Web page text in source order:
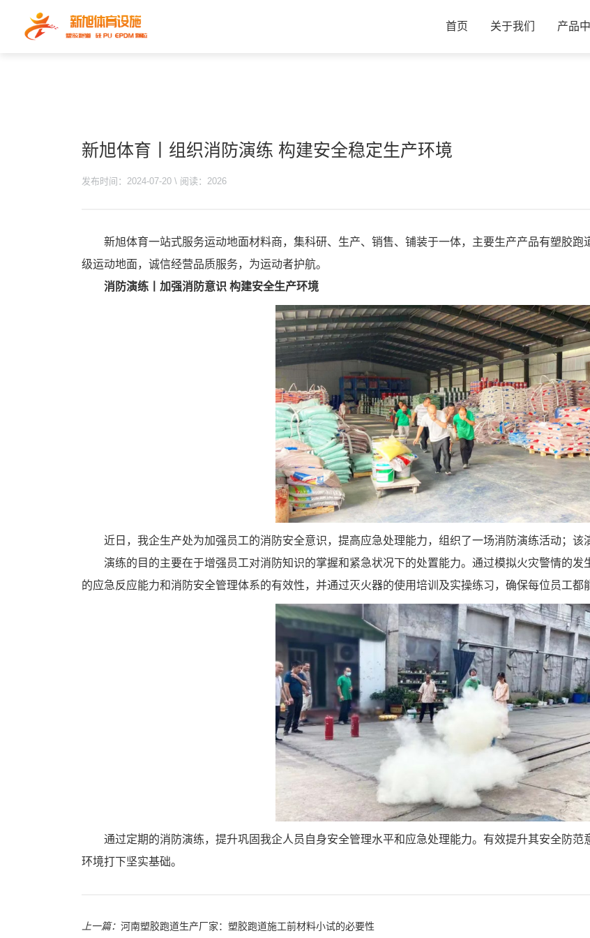
首页 关于我们 产品
新旭体育丨组织消防演练 构建安全稳定生产环境
发布时间：2024-07-20 \ 阅读：2026
新旭体育一站式服务运动地面材料商，集科研、生产、销售、铺装于一体，主要生产产品有塑胶
级运动地面，诚信经营品质服务，为运动者护航。
消防演练丨加强消防意识 构建安全生产环境
近日，我企生产处为加强员工的消防安全意识，提高应急处理能力，组织了一场消防演练活动；该
演练的目的主要在于增强员工对消防知识的掌握和紧急状况下的处置能力。通过模拟火灾警情的
的应急反应能力和消防安全管理体系的有效性，并通过灭火器的使用培训及实操练习，确保每位员工都
通过定期的消防演练，提升巩固我企人员自身安全管理水平和应急处理能力。有效提升其安全防
环境打下坚实基础。
上一篇： 河南塑胶跑道生产厂家：塑胶跑道施工前材料小试的必要性